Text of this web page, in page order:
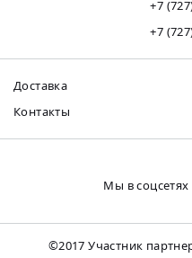
+7
+7
Доставка
Контакты
Мы в соцсетях
©2017 Участник